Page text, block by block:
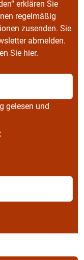
erklären Sie
regelmäßig
zusenden. Sie
abmelden.
Sie hier.
gelesen und